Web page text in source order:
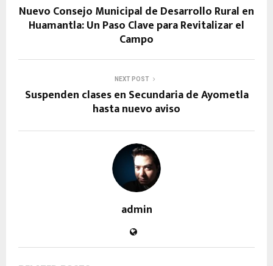
Nuevo Consejo Municipal de Desarrollo Rural en
Huamantla: Un Paso Clave para Revitalizar el
Campo
NEXT POST
Suspenden clases en Secundaria de Ayometla
hasta nuevo aviso
admin